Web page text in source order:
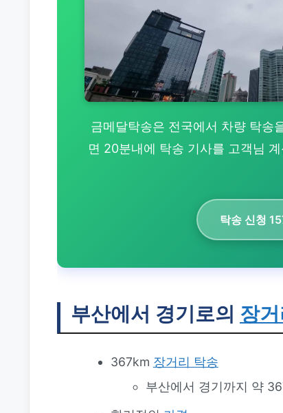
금메달탁송은 전국에서 차량 탁
면 20분내에 탁송 기사를 고객님
탁송 신청
부산에서 경기로의 장
367km 장거리 탁송
부산에서 경기까지 약